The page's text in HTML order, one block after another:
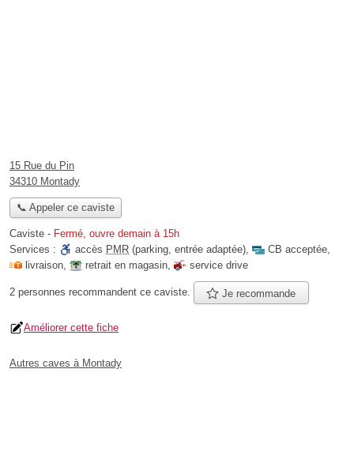
15 Rue du Pin
34310 Montady
📞 Appeler ce caviste
Caviste - Fermé, ouvre demain à 15h
Services :
accès PMR (parking, entrée adaptée), CB acceptée,
livraison, retrait en magasin, service drive
2 personnes recommandent ce caviste. Je recommande
Améliorer cette fiche
Autres caves à Montady